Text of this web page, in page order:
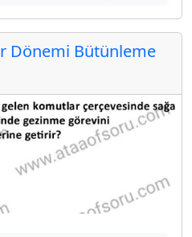
Dönemi Bütünleme